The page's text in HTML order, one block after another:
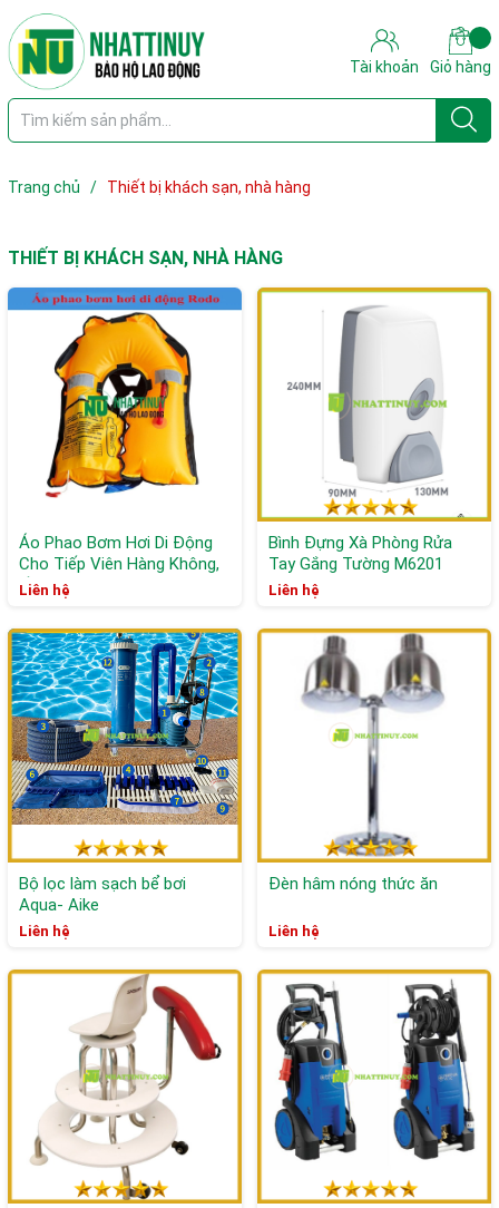
Tài khoản Giỏ hàng
Trang chủ / Thiết bị khách sạn, nhà hàng
THIẾT BỊ KHÁCH SẠN, NHÀ HÀNG
Áo Phao Bơm Hơi Di Động
Cho Tiếp Viên Hàng Không,
hồ bơi khách sạn
Liên hệ
Bình Đựng Xà Phòng Rửa
Tay Gắng Tường M6201
Liên hệ
Bộ lọc làm sạch bể bơi
Aqua- Aike
Liên hệ
Đèn hâm nóng thức ăn
Liên hệ